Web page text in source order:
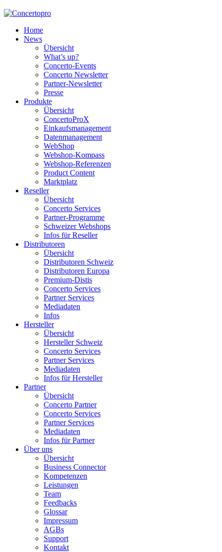
Home
News
Übersicht
What’s up?
Concerto-Events
Concerto Newsletter
Partner-Newsletter
Presse
Produkte
Übersicht
ConcertoProX
Einkaufsmanagement
Datenmanagement
WebShop
Webshop-Kompass
Webshop-Referenzen
Product Content
Marktplatz
Reseller
Übersicht
Concerto Services
Partner-Programme
Schweizer Webshops
Infos für Reseller
Distributoren
Übersicht
Distributoren Schweiz
Distributoren Europa
Premium-Distis
Concerto Services
Partner Services
Mediadaten
Infos
Hersteller
Übersicht
Hersteller Schweiz
Concerto Services
Partner Services
Mediadaten
Infos für Hersteller
Partner
Übersicht
Concerto Partner
Concerto Services
Partner Services
Mediadaten
Infos für Partner
Über uns
Übersicht
Business Connector
Kompetenzen
Leistungen
Team
Feedbacks
Glossar
Impressum
AGBs
Support
Kontakt